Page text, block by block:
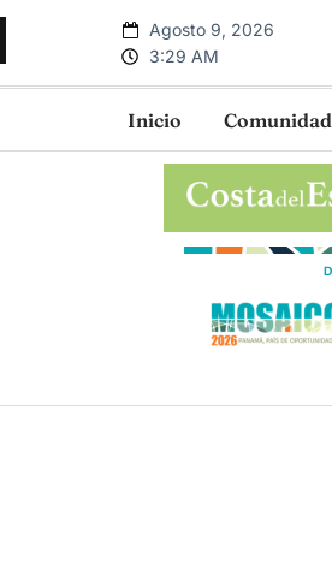
Agosto 9, 2026
3:29 AM
Inicio Comunidad